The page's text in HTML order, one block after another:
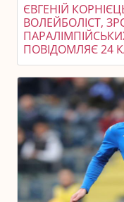
ЄВГЕНІЙ
ВОЛЕЙБОЛІСТ,
ПОВІДОМЛЯЄ 24